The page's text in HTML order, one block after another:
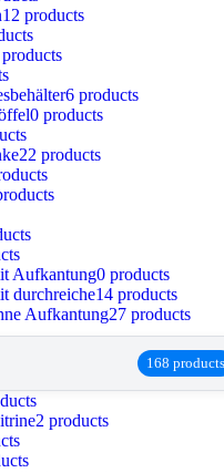
12 products
6 products
0 products
22 products
Aufkantung0 products
durchreiche14 products
Aufkantung27 products
168 products
2 products